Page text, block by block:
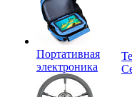
Портативная
электроника